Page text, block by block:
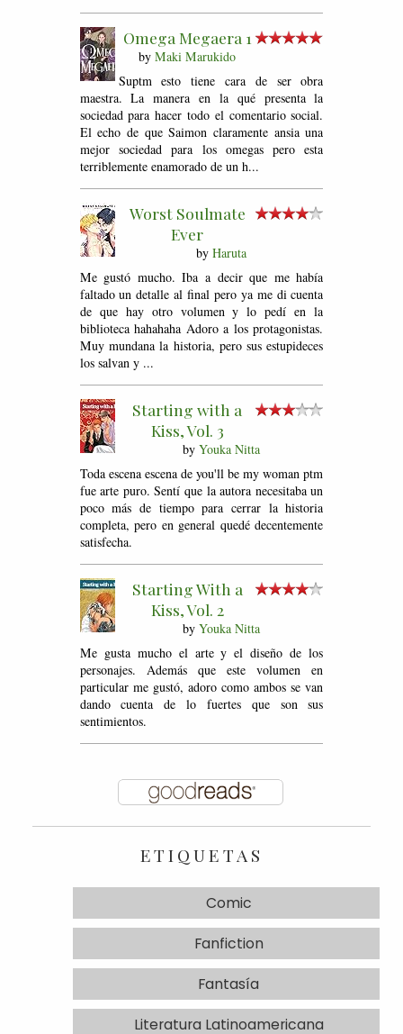
Omega Megaera 1
by Maki Marukido
Suptm esto tiene cara de ser obra
maestra. La manera en la qué presenta la
sociedad para hacer todo el comentario social.
El echo de que Saimon claramente ansia una
mejor sociedad para los omegas pero esta
terriblemente enamorado de un h...
Worst Soulmate
Ever
by Haruta
Me gustó mucho. Iba a decir que me había
faltado un detalle al final pero ya me di cuenta
de que hay otro volumen y lo pedí en la
biblioteca hahahaha Adoro a los protagonistas.
Muy mundana la historia, pero sus estupideces
los salvan y ...
Starting with a
Kiss, Vol. 3
by Youka Nitta
Toda escena escena de you'll be my woman ptm
fue arte puro. Sentí que la autora necesitaba un
poco más de tiempo para cerrar la historia
completa, pero en general quedé decentemente
satisfecha.
Starting With a
Kiss, Vol. 2
by Youka Nitta
Me gusta mucho el arte y el diseño de los
personajes. Además que este volumen en
particular me gustó, adoro como ambos se van
dando cuenta de lo fuertes que son sus
sentimientos.
ETIQUETAS
Comic
Fanfiction
Fantasía
Literatura Latinoamericana